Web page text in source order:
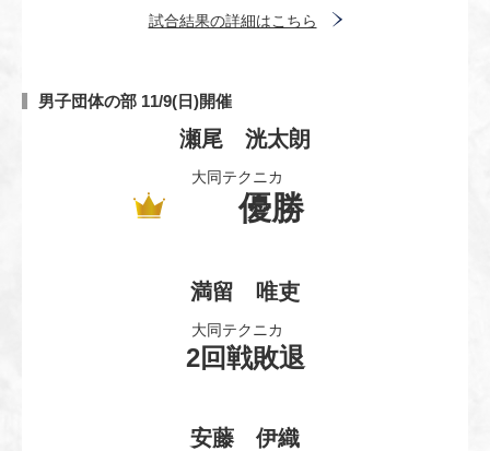
試合結果の詳細はこちら
男子団体の部 11/9(日)開催
瀬尾 洸太朗
大同テクニカ
優勝
満留 唯吏
大同テクニカ
2回戦敗退
安藤 伊織